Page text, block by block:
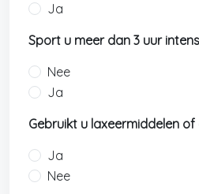
Ja
Sport u meer dan 3 uur
Nee
Ja
Gebruikt u laxeermiddelen
Ja
Nee